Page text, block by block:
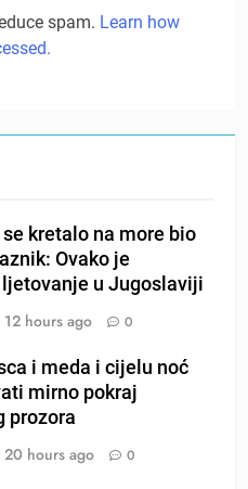
spam. Learn how
se kretalo na more bio
Ovako je
u Jugoslaviji
12 hours ago 0
i meda i cijelu noć
mirno pokraj
prozora
20 hours ago 0